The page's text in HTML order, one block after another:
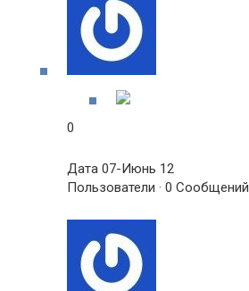
0
Дата 07-Июнь 12
Пользователи · 0 Сообщений